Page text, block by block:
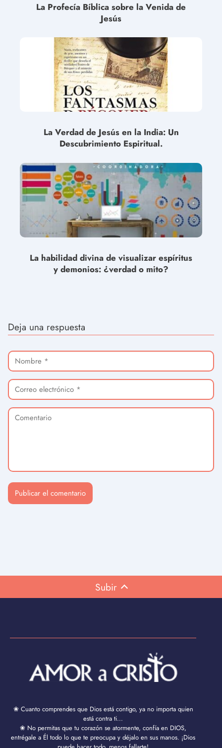
La Profecía Bíblica sobre la Venida de
Jesús
La Verdad de Jesús en la India: Un
Descubrimiento Espiritual.
La habilidad divina de visualizar espíritus
y demonios: ¿verdad o mito?
Deja una respuesta
Subir
❀ Cuanto comprendes que Dios está contigo, ya no importa quien
está contra ti...
❀ No permitas que tu corazón se atormente, confía en DIOS,
entrégale a Él todo lo que te preocupa y déjalo en sus manos. ¡Dios